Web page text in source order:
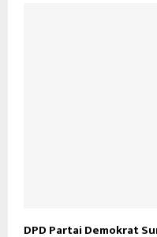
DPD Partai Demokrat